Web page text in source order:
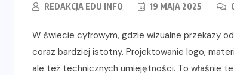
REDAKCJA EDU INFO 19 MAJA 2025
W świecie cyfrowym, gdzie wizualne przekazy
coraz bardziej istotny. Projektowanie logo,
ale też technicznych umiejętności. To właśnie